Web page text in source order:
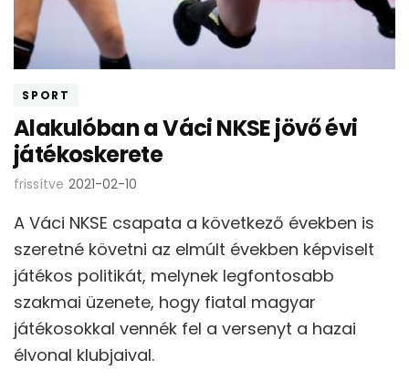
SPORT
Alakulóban a Váci NKSE jövő évi
játékoskerete
frissítve 2021-02-10
A Váci NKSE csapata a következő években is
szeretné követni az elmúlt években képviselt
játékos politikát, melynek legfontosabb
szakmai üzenete, hogy fiatal magyar
játékosokkal vennék fel a versenyt a hazai
élvonal klubjaival.